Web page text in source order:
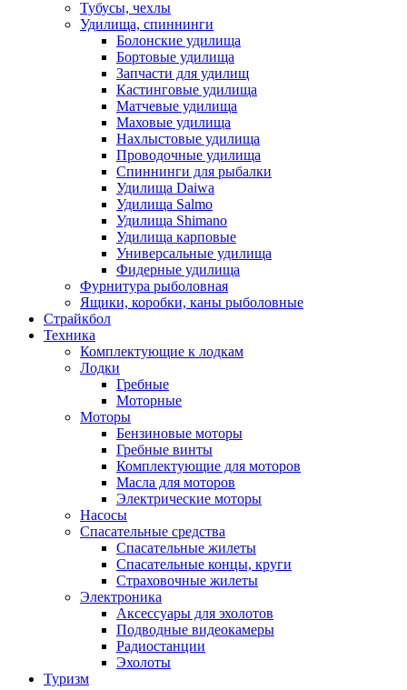
Тубусы, чехлы
Удилища, спиннинги
Болонские удилища
Бортовые удилища
Запчасти для удилищ
Кастинговые удилища
Матчевые удилища
Маховые удилища
Нахлыстовые удилища
Проводочные удилища
Спиннинги для рыбалки
Удилища Daiwa
Удилища Salmo
Удилища Shimano
Удилища карповые
Универсальные удилища
Фидерные удилища
Фурнитура рыболовная
Ящики, коробки, каны рыболовные
Страйкбол
Техника
Комплектующие к лодкам
Лодки
Гребные
Моторные
Моторы
Бензиновые моторы
Гребные винты
Комплектующие для моторов
Масла для моторов
Электрические моторы
Насосы
Спасательные средства
Спасательные жилеты
Спасательные концы, круги
Страховочные жилеты
Электроника
Аксессуары для эхолотов
Подводные видеокамеры
Радиостанции
Эхолоты
Туризм